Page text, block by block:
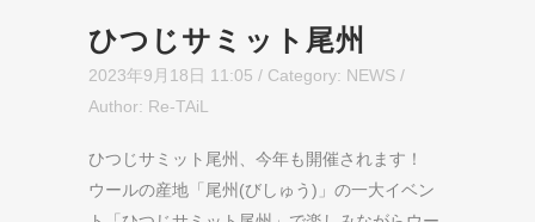
ひつじサミット尾州
2023年9月18日 11:05 / Category: NEWS /
Author: Re-TAiL
ひつじサミット尾州、今年も開催されます！
ウールの産地「尾州(びしゅう)」の一大イベン